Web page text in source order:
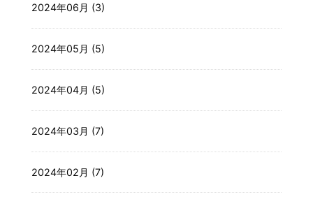
2024年06月 (3)
2024年05月 (5)
2024年04月 (5)
2024年03月 (7)
2024年02月 (7)